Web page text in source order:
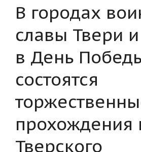
В городах
славы Твери
в День
состоятся
прохождения
Тверского